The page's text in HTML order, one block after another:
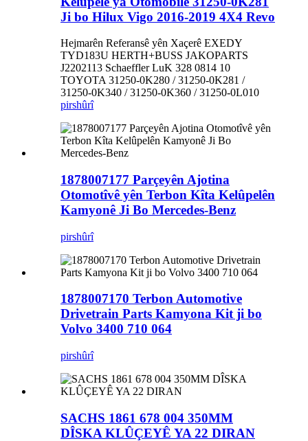
Ji bo Hilux Vigo 2016-2019 4X4 Revo
Hejmarên Referansê yên Xaçerê EXEDY
TYD183U HERTH+BUSS JAKOPARTS
J2202113 Schaeffler LuK 328 0814 10
TOYOTA 31250-0K280 / 31250-0K281 /
31250-0K340 / 31250-0K360 / 31250-0L010
pirshûrî
1878007177 Parçeyên Ajotina
Otomotîvê yên Terbon Kîta Kelûpelên
Kamyonê Ji Bo Mercedes-Benz
pirshûrî
1878007170 Terbon Automotive
Drivetrain Parts Kamyona Kit ji bo
Volvo 3400 710 064
pirshûrî
SACHS 1861 678 004 350MM
DÎSKA KLÛÇEYÊ YA 22 DIRAN